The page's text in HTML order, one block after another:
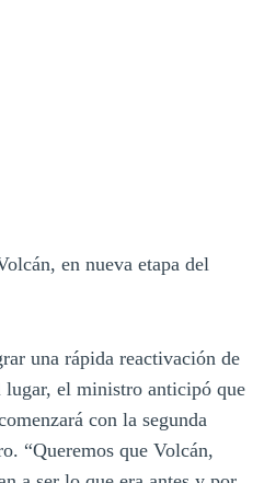
en nueva etapa del
una rápida reactivación de
el ministro anticipó que
con la segunda
“Queremos que Volcán,